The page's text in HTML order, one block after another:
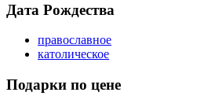
Дата Рождества
православное
католическое
Подарки по цене